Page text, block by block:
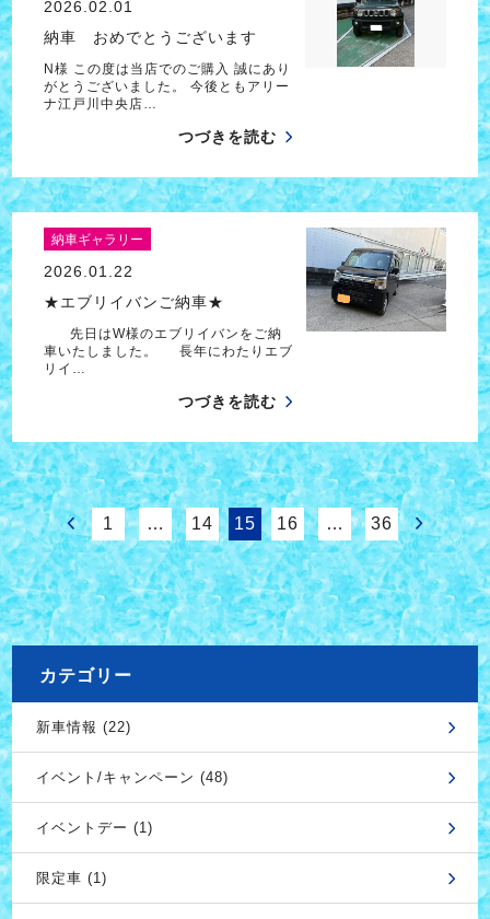
2026.02.01
納車 おめでとうございます
N様 この度は当店でのご購入 誠にあり
がとうございました。 今後ともアリー
ナ江戸川中央店…
つづきを読む
納車ギャラリー
2026.01.22
★エブリイバンご納車★
先日はW様のエブリイバンをご納
車いたしました。 長年にわたりエブ
リイ…
つづきを読む
1 … 14 15 16 … 36
カテゴリー
新車情報 (22)
イベント/キャンペーン (48)
イベントデー (1)
限定車 (1)